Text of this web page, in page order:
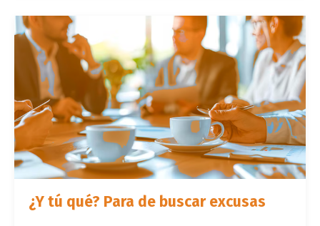
¿Y tú qué? Para de buscar excusas